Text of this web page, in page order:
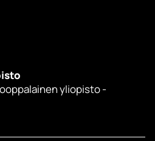
yliopisto -